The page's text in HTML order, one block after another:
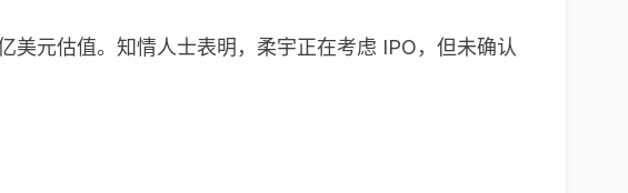
元估值。知情人士表明，柔宇正在考虑 IPO，但未确认